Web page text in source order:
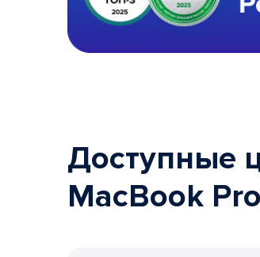
Доступные
MacBook